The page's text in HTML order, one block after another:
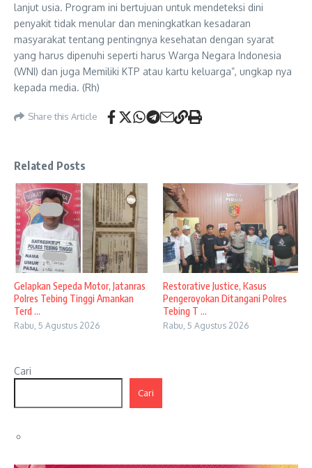
lanjut usia. Program ini bertujuan untuk mendeteksi dini
penyakit tidak menular dan meningkatkan kesadaran
masyarakat tentang pentingnya kesehatan dengan syarat
yang harus dipenuhi seperti harus Warga Negara Indonesia
(WNI) dan juga Memiliki KTP atau kartu keluarga”, ungkap nya
kepada media. (Rh)
Share this Article
Related Posts
Gelapkan Sepeda Motor, Jatanras
Polres Tebing Tinggi Amankan
Terd ...
Rabu, 5 Agustus 2026
Restorative Justice, Kasus
Pengeroyokan Ditangani Polres
Tebing T ...
Rabu, 5 Agustus 2026
Cari
Cari